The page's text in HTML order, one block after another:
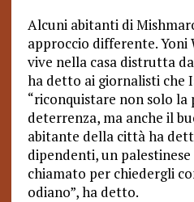
Alcuni abitanti di
approccio differente. Yoni
vive nella casa distrutta
ha detto ai giornalisti che
“riconquistare non solo la
deterrenza, ma anche il
abitante della città ha
dipendenti, un palestinese
chiamato per chiedergli
odiano”, ha detto.